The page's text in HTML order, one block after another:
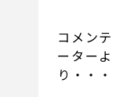
コメンテ
ーターよ
り・・・